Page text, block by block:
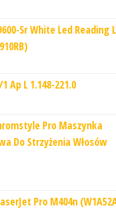
Sr White Led Reading
Ap L 1.148-221.0
Pro Maszynka
Do Strzyżenia Włosów
Pro M404n